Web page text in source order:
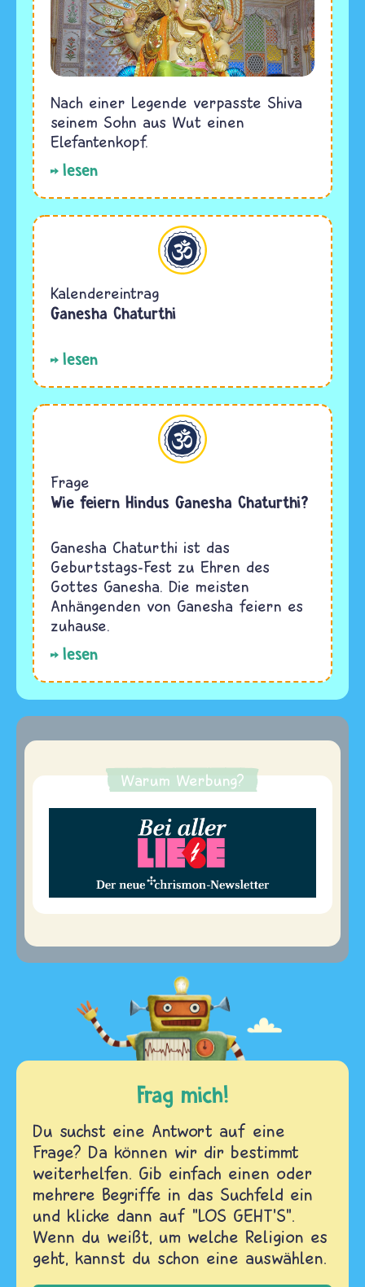
Nach einer Legende verpasste Shiva
seinem Sohn aus Wut einen
Elefantenkopf.
lesen
Hinduismus
Kalendereintrag
Ganesha Chaturthi
lesen
Hinduismus
Frage
Wie feiern Hindus Ganesha Chaturthi?
Ganesha Chaturthi ist das
Geburtstags-Fest zu Ehren des
Gottes Ganesha. Die meisten
Anhängenden von Ganesha feiern es
zuhause.
lesen
Warum Werbung?
Frag mich!
Du suchst eine Antwort auf eine
Frage? Da können wir dir bestimmt
weiterhelfen. Gib einfach einen oder
mehrere Begriffe in das Suchfeld ein
und klicke dann auf "LOS GEHT'S".
Wenn du weißt, um welche Religion es
geht, kannst du schon eine auswählen.